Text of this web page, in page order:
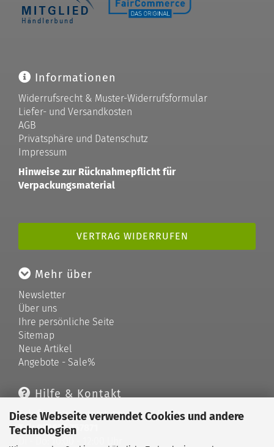
Diese Webseite verwendet Cookies und andere
Technologien
Informationen
Widerrufsrecht & Muster-Widerrufsformular
Liefer- und Versandkosten
AGB
Privatsphäre und Datenschutz
Impressum
Hinweise zur Rücknahmepflicht für
Verpackungsmaterial
VERTRAG WIDERRUFEN
Mehr über
Newsletter
Über uns
Ihre persönliche Seite
Sitemap
Neue Artikel
Angebote - Sale%
Hilfe & Kontakt
Telefonische Unterstützung und Beratung unter:
Tel: 033679 757871